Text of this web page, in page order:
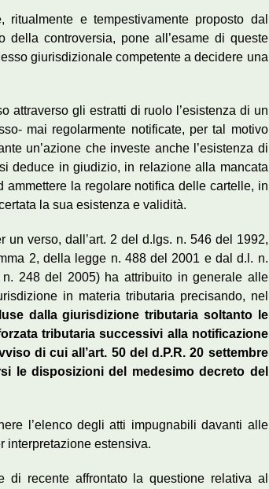
ritualmente e tempestivamente proposto dal
controversia, pone all’esame di queste
giurisdizionale competente a decidere una
attraverso gli estratti di ruolo l’esistenza di un
mai regolarmente notificate, per tal motivo
un’azione che investe anche l’esistenza di
deduce in giudizio, in relazione alla mancata
ammettere la regolare notifica delle cartelle, in
la sua esistenza e validità.
verso, dall’art. 2 del d.lgs. n. 546 del 1992,
2, della legge n. 488 del 2001 e dal d.l. n.
248 del 2005) ha attribuito in generale alle
in materia tributaria precisando, nel
dalla giurisdizione tributaria soltanto le
tributaria successivi alla notificazione
di cui all’art. 50 del d.P.R. 20 settembre
le disposizioni del medesimo decreto del
l’elenco degli atti impugnabili davanti alle
interpretazione estensiva.
di recente affrontato la questione relativa al